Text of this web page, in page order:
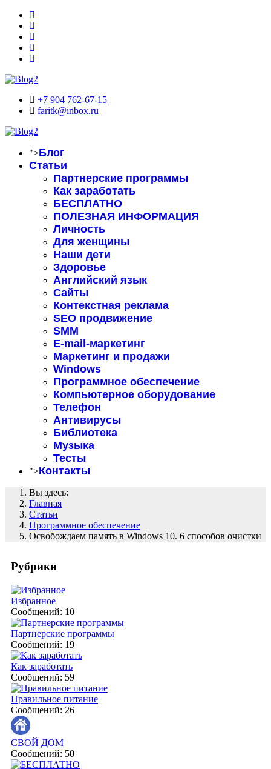
+7 904 762-67-15
faritk@inbox.ru
">Блог
Статьи
Партнерские программы
Как заработать
БЕСПЛАТНО
ПОЛЕЗНАЯ ИНФОРМАЦИЯ
Личность
Для женщины
Наши дети
Здоровье
Английский язык
Сайты
Контекстная реклама
SEO продвижение
SMM
E-mail-маркетинг
Маркетинг и продажи
Windows
Программное обеспечение
Компьютерное оборудование
Телефон
Антивирусы
Библиотека
Музыка
Тесты
">Контакты
Вы здесь:
Главная
Статьи
Программное обеспечение
Освобождаем память в Windows 10. 6 способов очистки
Рубрики
Избранное
Сообщений: 10
Партнерские программы
Сообщений: 19
Как заработать
Сообщений: 59
Правильное питание
Сообщений: 26
СВОЙ ДОМ
Сообщений: 50